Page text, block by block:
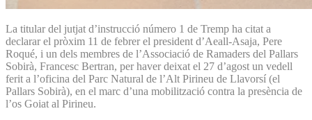
La titular del jutjat d’instrucció número 1 de Tremp ha citat a
declarar el pròxim 11 de febrer el president d’Aeall-Asaja, Pere
Roqué, i un dels membres de l’Associació de Ramaders del Pallars
Sobirà, Francesc Bertran, per haver deixat el 27 d’agost un vedell
ferit a l’oficina del Parc Natural de l’Alt Pirineu de Llavorsí (el
Pallars Sobirà), en el marc d’una mobilització contra la presència de
l’os Goiat al Pirineu.